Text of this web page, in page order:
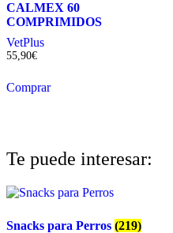
CALMEX 60
COMPRIMIDOS
VetPlus
55,90€
Comprar
Te puede interesar:
Snacks para Perros (219)